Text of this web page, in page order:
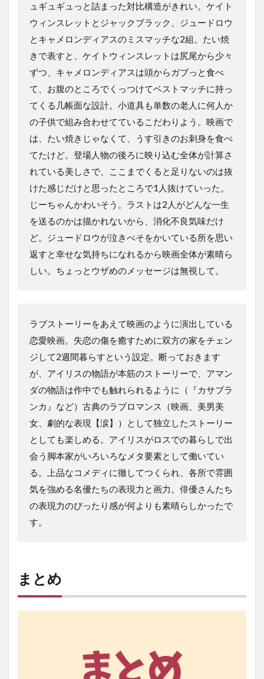
ュギュギュっと詰まった対比構造がきれい。ケイト
ウィンスレットとジャックブラック、ジュードロウ
とキャメロンディアスのミスマッチな2組。たい焼
きで表すと、ケイトウィンスレットは尻尾から少々
ずつ、キャメロンディアスは頭からガブっと食べ
て、お腹のところでくっつけてベストマッチに持っ
てくる几帳面な設計。小道具も単数の老人に何人か
の子供で組み合わせてているこだわりよう。映画で
は、たい焼きじゃなくて、うす引きのお刺身を食べ
てたけど。登場人物の後ろに映り込む全体が計算さ
れている美しさで、ここまでくると足りないのは抜
けた感じだけと思ったところで1人抜けていった。
じーちゃんかわいそう。ラストは2人がどんな一生
を送るのかは描かれないから、消化不良気味だけ
ど。ジュードロウが泣きべそをかいている所を思い
返すと幸せな気持ちになれるから映画全体が素晴ら
しい。ちょっとウザめのメッセージは無視して。
ラブストーリーをあえて映画のように演出している
恋愛映画。失恋の傷を癒すために双方の家をチェン
ジして2週間暮らすという設定。断っておきます
が、アイリスの物語が本筋のストーリーで、アマン
ダの物語は作中でも触れられるように（『カサブラ
ンカ』など）古典のラブロマンス（映画、美男美
女、劇的な表現【涙】）として独立したストーリー
としても楽しめる。アイリスがロスでの暮らしで出
会う脚本家がいろいろなメタ要素として働いてい
る。上品なコメディに徹してつくられ、各所で雰囲
気を強める名優たちの表現力と画力。俳優さんたち
の表現力のぴったり感が何よりも素晴らしかったで
す。
まとめ